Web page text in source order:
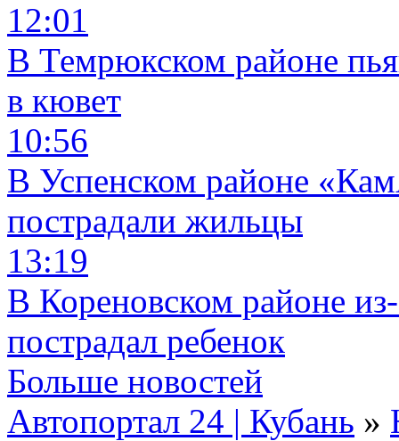
12:01
В Темрюкском районе
в кювет
10:56
В Успенском районе
пострадали жильцы
13:19
В Кореновском районе
пострадал ребенок
Больше новостей
Автопортал 24 | Кубань »